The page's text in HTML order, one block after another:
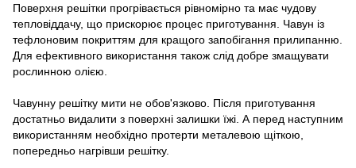
Поверхня решітки прогрівається рівномірно та має чудову
тепловіддачу, що прискорює процес приготування. Чавун із
тефлоновим покриттям для кращого запобігання прилипанню.
Для ефективного використання також слід добре змащувати
рослинною олією.
Чавунну решітку мити не обов'язково. Після приготування
достатньо видалити з поверхні залишки їжі. А перед наступним
використанням необхідно протерти металевою щіткою,
попередньо нагрівши решітку.